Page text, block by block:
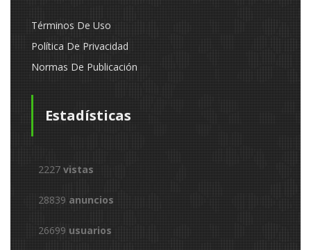
Términos De Uso
Política De Privacidad
Normas De Publicación
Estadísticas
2227 vistas
28839 anuncios
26699 usuarios